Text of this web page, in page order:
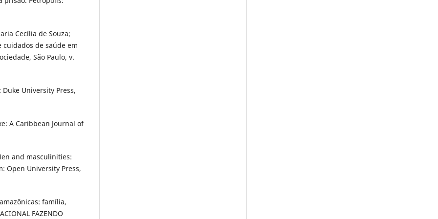
Cecília de Souza;
cuidados de saúde em
São Paulo, v.
Duke University Press,
A Caribbean Journal of
and masculinities:
Open University Press,
família,
FAZENDO